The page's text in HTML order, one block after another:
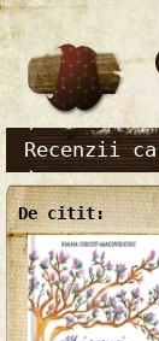
Recenzii
De citit: